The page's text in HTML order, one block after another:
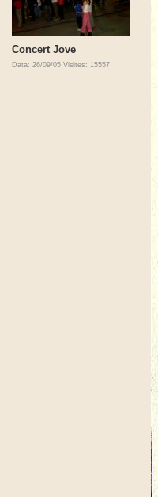
Concert Jove
Data: 26/09/05 Visites: 15557